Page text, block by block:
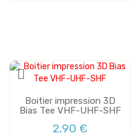
Boitier impression 3D
Bias Tee VHF-UHF-SHF
2,90 €